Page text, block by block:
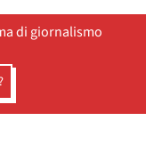
di giornalismo